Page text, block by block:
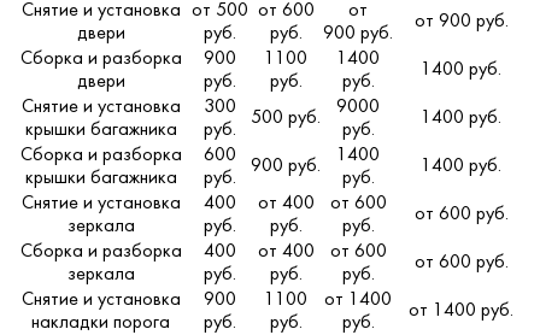
Снятие и установка
двери
от 500
руб.
от 600
руб.
от
900 руб.
от 900 руб.
Сборка и разборка
двери
900
руб.
1100
руб.
1400
руб.
1400 руб.
Снятие и установка
крышки багажника
300
руб.
500 руб.
9000
руб.
1400 руб.
Сборка и разборка
крышки багажника
600
руб.
900 руб.
1400
руб.
1400 руб.
Снятие и установка
зеркала
400
руб.
от 400
руб.
от 600
руб.
от 600 руб.
Сборка и разборка
зеркала
400
руб.
от 400
руб.
от 600
руб.
от 600 руб.
Снятие и установка
накладки порога
900
руб.
1100
руб.
от 1400
руб.
от 1400 руб.